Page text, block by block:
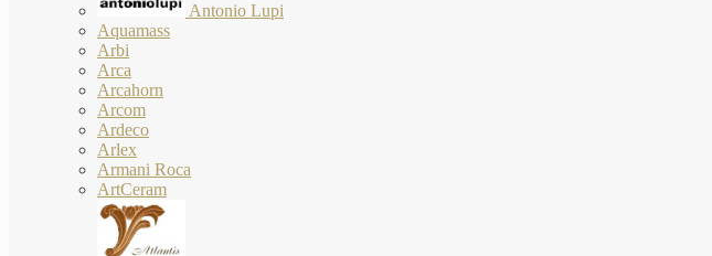
Antonio Lupi
Aquamass
Arbi
Arca
Arcahorn
Arcom
Ardeco
Arlex
Armani Roca
ArtCeram